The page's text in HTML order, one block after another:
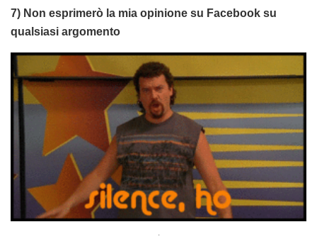
7) Non esprimerò la mia opinione su Facebook su
qualsiasi argomento
.